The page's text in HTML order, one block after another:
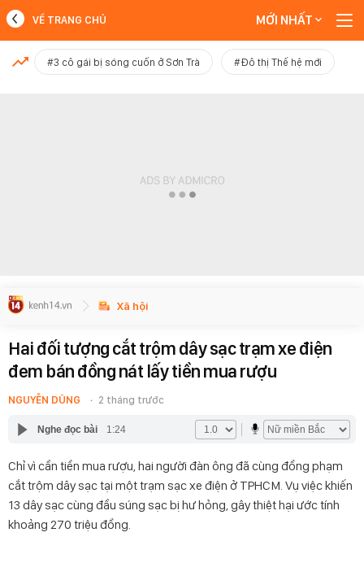
MỚI NHẤT
VỀ TRANG CHỦ MỚI NHẤT
#3 cô gái bị sóng cuốn ở Sơn Trà #Đô thị Thế hệ mới
Xã hội
Hai đối tượng cắt trộm dây sạc trạm xe điện
đem bán đồng nát lấy tiền mua rượu
NGUYỄN DŨNG 2 tháng trước
Nghe đọc bài 1:24
Chỉ vì cần tiền mua rượu, hai người đàn ông đã cùng đồng phạm
cắt trộm dây sạc tại một trạm sạc xe điện ở TPHCM. Vụ việc khiến
13 dây sạc cùng đầu súng sạc bị hư hỏng, gây thiệt hại ước tính
khoảng 270 triệu đồng.